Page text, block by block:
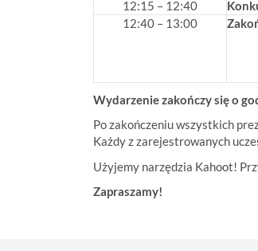
12:15 – 12:40
12:40 – 13:00
Wydarzenie zakończy się o
Po zakończeniu wszystkich
Każdy z zarejestrowanych
Użyjemy narzędzia Kahoot!
Zapraszamy!